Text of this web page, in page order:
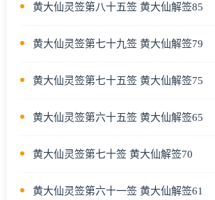
黄大仙灵签第八十五签 黄大仙解签85
黄大仙灵签第七十九签 黄大仙解签79
黄大仙灵签第七十五签 黄大仙解签75
黄大仙灵签第六十五签 黄大仙解签65
黄大仙灵签第七十签 黄大仙解签70
黄大仙灵签第六十一签 黄大仙解签61